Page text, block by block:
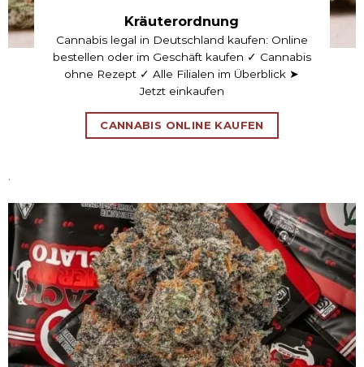
Kräuterordnung
Cannabis legal in Deutschland kaufen: Online
bestellen oder im Geschäft kaufen ✓ Cannabis
ohne Rezept ✓ Alle Filialen im Überblick ➤
Jetzt einkaufen
CANNABIS ONLINE KAUFEN
.